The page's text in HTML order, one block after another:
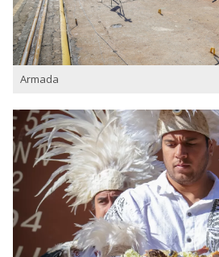
Armada